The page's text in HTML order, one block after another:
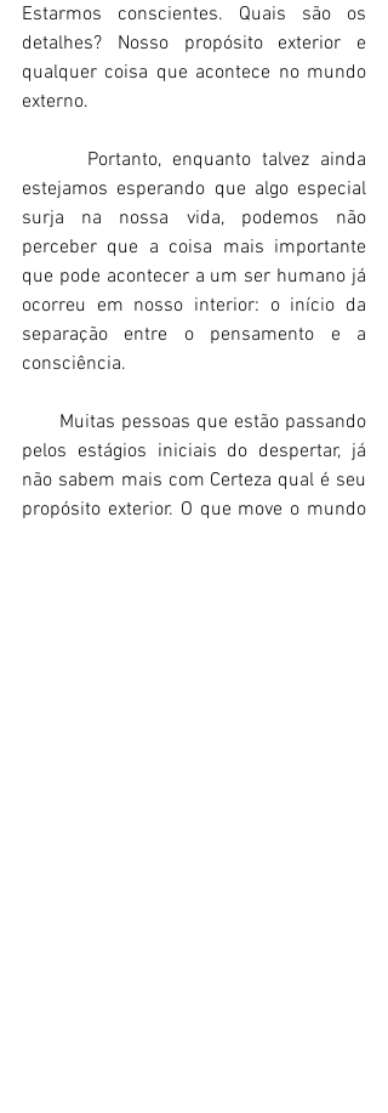
Estarmos conscientes. Quais são os
detalhes? Nosso propósito exterior e
qualquer coisa que acontece no mundo
externo.
Portanto, enquanto talvez ainda
estejamos esperando que algo especial
surja na nossa vida, podemos não
perceber que a coisa mais importante
que pode acontecer a um ser humano já
ocorreu em nosso interior: o início da
separação entre o pensamento e a
consciência.
Muitas pessoas que estão passando
pelos estágios iniciais do despertar, já
não sabem mais com Certeza qual é seu
propósito exterior. O que move o mundo